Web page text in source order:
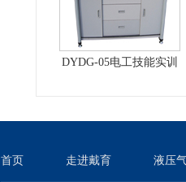
DYDG-05电工技能实训
首页 走进戴育 液压